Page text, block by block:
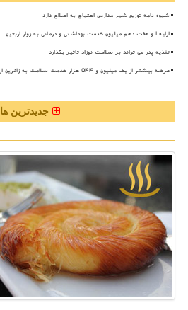
شیوه نامه توزیع شیر مدارس احتیاج به اصلاح دارد
ارایه ۱ و هفت دهم میلیون خدمت بهداشتی و درمانی به زوار اربعین
تغذیه پدر می تواند بر سلامت نوزاد تاثیر بگذارد
عرضه بیشتر از یک میلیون و ۵۴۴ هزار خدمت سلامت به زائرین اربعین
جدیدترین ها